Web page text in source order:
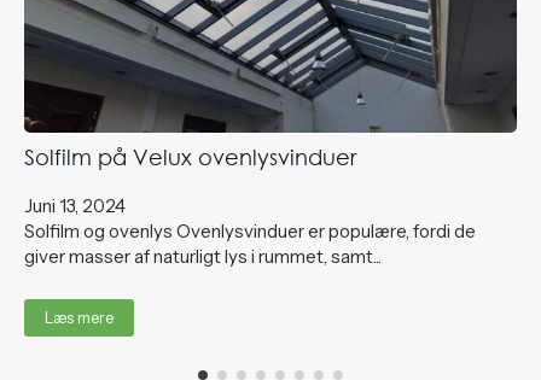
Solfilm på Velux ovenlysvinduer
Juni 13, 2024
Solfilm og ovenlys Ovenlysvinduer er populære, fordi de
giver masser af naturligt lys i rummet, samt...
Læs mere